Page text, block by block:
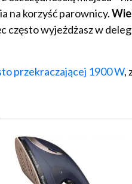
na korzyść parownicy.
często wyjeżdżasz w
przekraczającej 1900 W,